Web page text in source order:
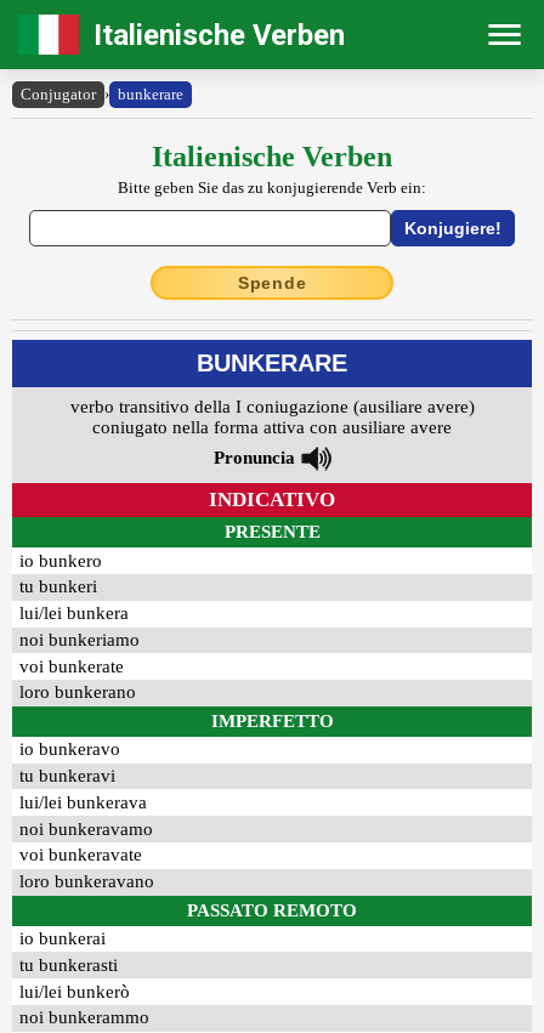
Italienische Verben
Conjugator › bunkerare
Italienische Verben
Bitte geben Sie das zu konjugierende Verb ein:
Spende
BUNKERARE
verbo transitivo della I coniugazione (ausiliare avere)
coniugato nella forma attiva con ausiliare avere
Pronuncia
INDICATIVO
PRESENTE
io bunkero
tu bunkeri
lui/lei bunkera
noi bunkeriamo
voi bunkerate
loro bunkerano
IMPERFETTO
io bunkeravo
tu bunkeravi
lui/lei bunkerava
noi bunkeravamo
voi bunkeravate
loro bunkeravano
PASSATO REMOTO
io bunkerai
tu bunkerasti
lui/lei bunkerò
noi bunkerammo